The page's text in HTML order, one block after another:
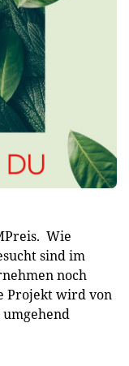
Wie
sind im
noch
Projekt wird von